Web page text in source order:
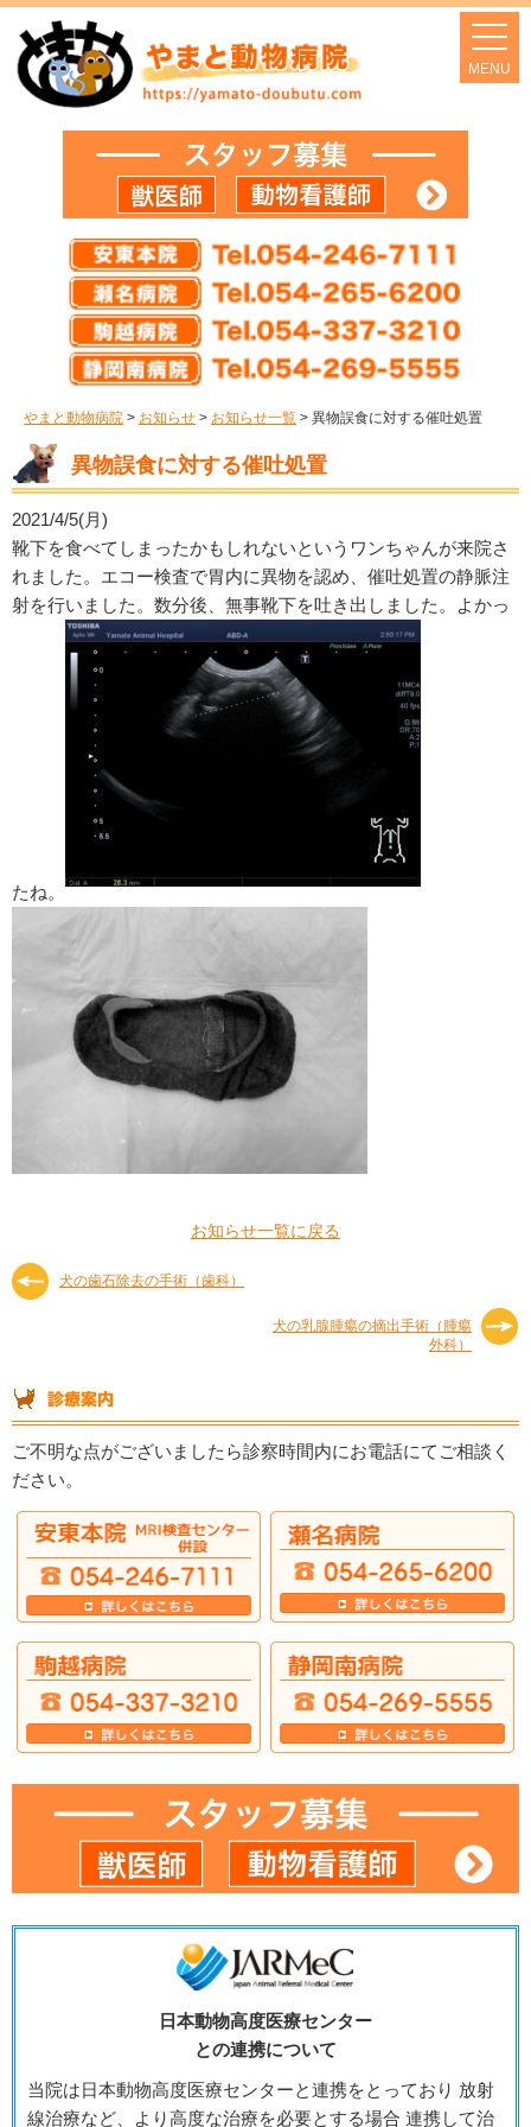
やまと動物病院 > お知らせ > お知らせ一覧 > 異物誤食に対する催吐処置
異物誤食に対する催吐処置
2021/4/5(月)
靴下を食べてしまったかもしれないというワンちゃんが来院さ
れました。エコー検査で胃内に異物を認め、催吐処置の静脈注
射を行いました。数分後、無事靴下を吐き出しました。よかっ
たね。
お知らせ一覧に戻る
犬の歯石除去の手術（歯科）
犬の乳腺腫瘍の摘出手術（腫瘍
外科）
ご不明な点がございましたら診察時間内にお電話にてご相談く
ださい。
日本動物高度医療センター
との連携について
当院は日本動物高度医療センターと連携をとっており 放射
線治療など、より高度な治療を必要とする場合 連携して治